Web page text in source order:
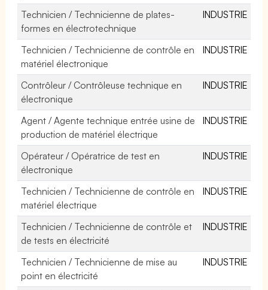
Technicien / Technicienne de plates-
formes en électrotechnique
INDUSTRIE
Technicien / Technicienne de contrôle en
matériel électronique
INDUSTRIE
Contrôleur / Contrôleuse technique en
électronique
INDUSTRIE
Agent / Agente technique entrée usine de
production de matériel électrique
INDUSTRIE
Opérateur / Opératrice de test en
électronique
INDUSTRIE
Technicien / Technicienne de contrôle en
matériel électrique
INDUSTRIE
Technicien / Technicienne de contrôle et
de tests en électricité
INDUSTRIE
Technicien / Technicienne de mise au
point en électricité
INDUSTRIE